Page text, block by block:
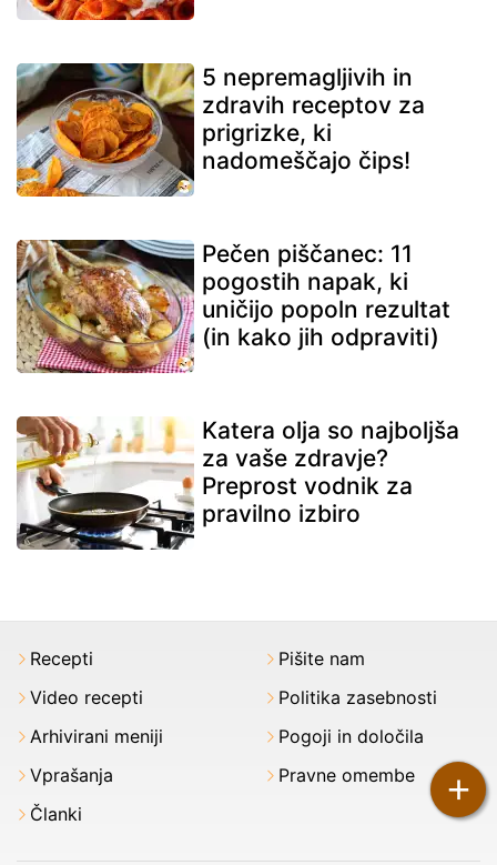
5 nepremagljivih in
zdravih receptov za
prigrizke, ki
nadomeščajo čips!
Pečen piščanec: 11
pogostih napak, ki
uničijo popoln rezultat
(in kako jih odpraviti)
Katera olja so najboljša
za vaše zdravje?
Preprost vodnik za
pravilno izbiro
+
Recepti
Video recepti
Arhivirani meniji
Vprašanja
Članki
Pišite nam
Politika zasebnosti
Pogoji in določila
Pravne omembe